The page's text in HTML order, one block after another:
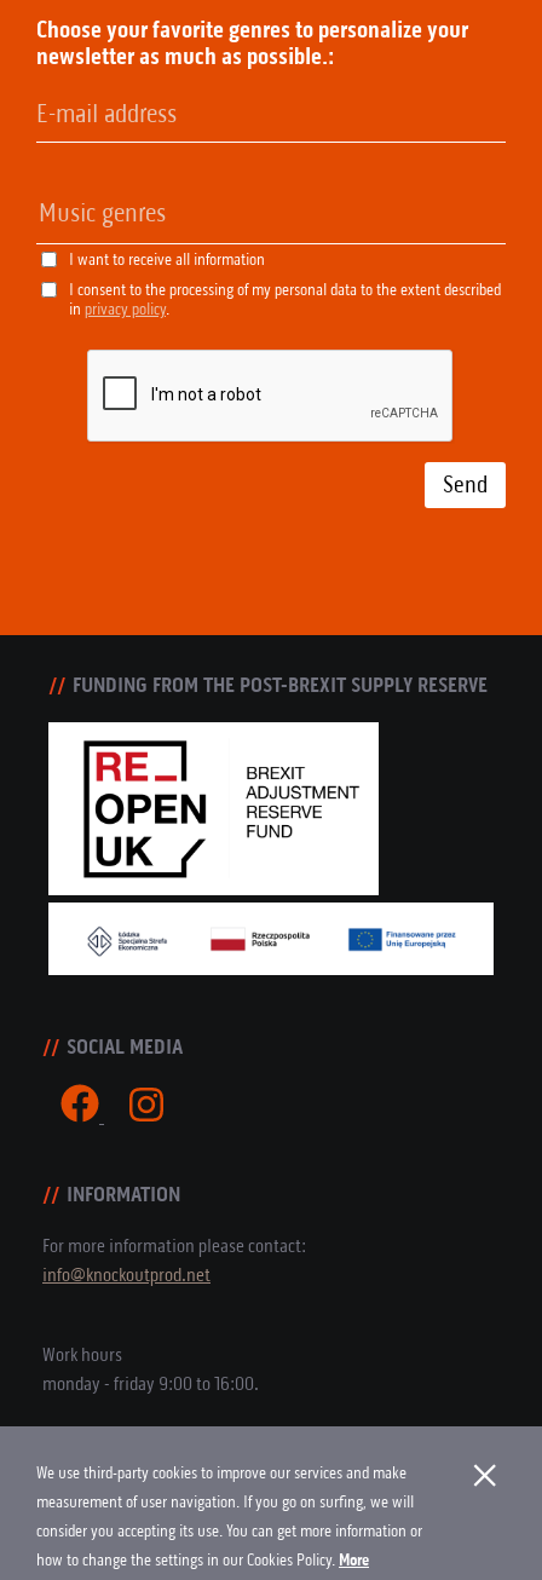
Choose your favorite genres to personalize your
newsletter as much as possible.:
I want to receive all information
I consent to the processing of my personal data to the extent described
in privacy policy.
Send
FUNDING FROM THE POST-BREXIT SUPPLY RESERVE
SOCIAL MEDIA
INFORMATION
For more information please contact:
info@knockoutprod.net
Work hours
monday - friday 9:00 to 16:00.
Copyright © 2026 Knock Out Productions
Cookies Policy
We use third-party cookies to improve our services and make
measurement of user navigation. If you go on surfing, we will
consider you accepting its use. You can get more information or
how to change the settings in our Cookies Policy. More
×